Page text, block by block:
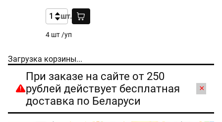
4 шт /уп
шт.
Загрузка корзины...
При заказе на сайте от 250
рублей действует бесплатная
доставка по Беларуси
×